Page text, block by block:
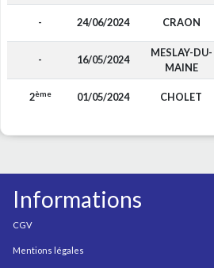
- 24/06/2024 CRAON
- 16/05/2024
MESLAY-DU-
MAINE
2ème 01/05/2024 CHOLET
Informations
CGV
Mentions légales